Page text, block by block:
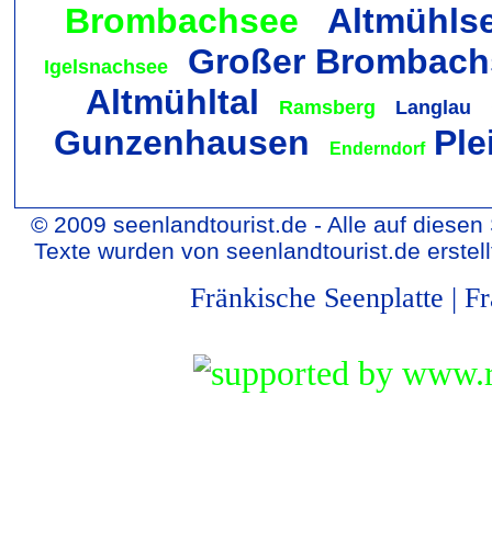
Brombachsee
Igelsnachsee
Großer
Altmühltal
Ramsberg Langlau
Gunzenhausen
Enderndorf
© 2009 seenlandtourist.de - Alle auf
Texte wurden von seenlandtourist.de
Fränkische Seenplatte |